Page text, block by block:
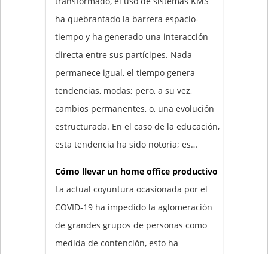
ha quebrantado la barrera espacio-
tiempo y ha generado una interacción
directa entre sus partícipes. Nada
permanece igual, el tiempo genera
tendencias, modas; pero, a su vez,
cambios permanentes, o, una evolución
estructurada. En el caso de la educación,
esta tendencia ha sido notoria; es…
Cómo llevar un home office productivo
La actual coyuntura ocasionada por el
COVID-19 ha impedido la aglomeración
de grandes grupos de personas como
medida de contención, esto ha